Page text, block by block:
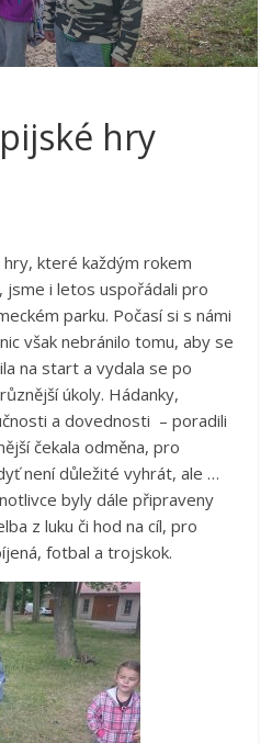
hry
které každým rokem
jsme i letos uspořádali pro
parku. Počasí si s námi
však nebránilo tomu, aby se
na start a vydala se po
úkoly. Hádanky,
a dovednosti – poradili
čekala odměna, pro
není důležité vyhrát, ale …
byly dále připraveny
z luku či hod na cíl, pro
fotbal a trojskok.